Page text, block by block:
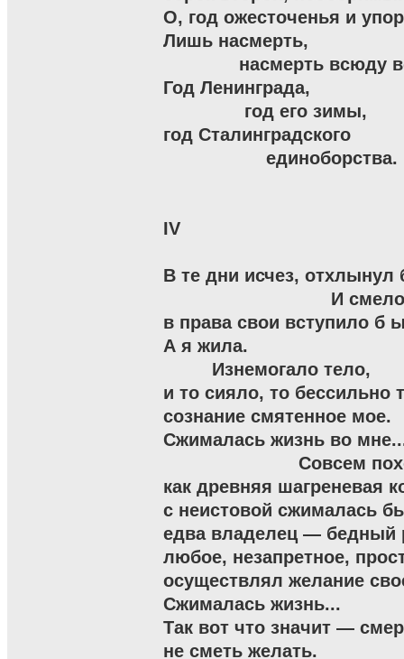
О, год ожесточенья и
Лишь насмерть,
насмерть
Год Ленинграда,
               год его зимы,
год Сталинградского
                   единоборства.
IV
В те дни исчез, отхлынул
                               И смело
в права свои вступило б
А я жила.
         Изнемогало тело,
и то сияло, то бессильно
сознание смятенное мое.
Сжималась жизнь во
Совсем
как древняя шагреневая
с неистовой сжималась
едва владелец — бедный
любое, незапретное,
осуществлял желание
Сжималась жизнь...
Так вот что значит —
не сметь желать.